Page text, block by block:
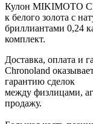
Кулон MIKIMOTO
к белого золота с
бриллиантами 0,24
комплект.
Доставка, оплата и
Chronoland
гарантию сделок
между физлицами,
продажу.